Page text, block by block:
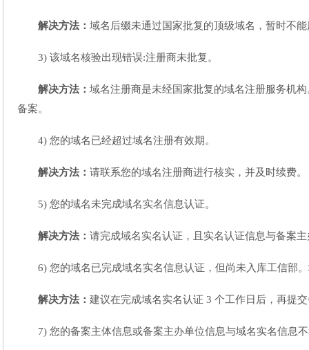
解决方法： 域名后缀未通过国家批复的顶级域名，暂时不
3) 该域名核验出现错误:注册商未批复。
解决方法： 域名注册商是未经国家批复的域名注册服务机
备案。
4) 您的域名已经超过域名注册有效期。
解决方法： 请联系您的域名注册商进行核实，并及时续费。
5) 您的域名未完成域名实名信息认证。
解决方法： 请完成域名实名认证，且实名认证信息与备案
6) 您的域名已完成域名实名信息认证，但尚未入库工信部
解决方法： 建议在完成域名实名认证 3 个工作日后，再提
7) 您的备案主体信息或备案主办单位信息与域名实名信息